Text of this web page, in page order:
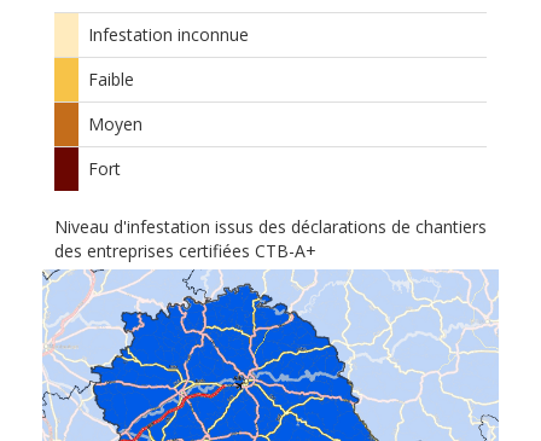
Infestation inconnue
Faible
Moyen
Fort
Niveau d'infestation issus des déclarations de chantiers
des entreprises certifiées CTB-A+